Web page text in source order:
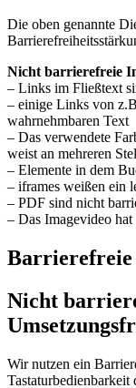
Die oben genannte
Nicht barrierefreie
– Links im Fließtext
– einige Links von
wahrnehmbaren Text
– Das verwendete
weist an mehreren
– Elemente in dem
– iframes weißen ein
– PDF sind nicht
– Das Imagevideo
Nicht
Wir nutzen ein
Tastaturbedienbarkeit